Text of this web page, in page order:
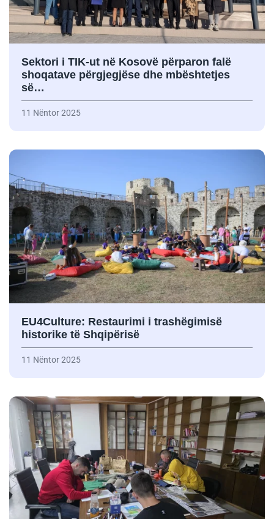
Sektori i TIK-ut në Kosovë përparon falë
shoqatave përgjegjëse dhe mbështetjes
së…
11 Nëntor 2025
EU4Culture: Restaurimi i trashëgimisë
historike të Shqipërisë
11 Nëntor 2025